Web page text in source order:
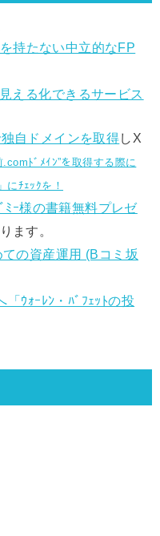
持たない中立的なFP
える化できるサービス
独自ドメインを取得しX
.comﾄﾞﾒｲﾝ”を取得する際に
にﾁｪｯｸを！
ﾐｰ様の書籍無料プレゼ
ます。
の資産運用 (Bコミ坂
ｳｫｰﾚﾝ・ﾊﾞﾌｪｯﾄの投